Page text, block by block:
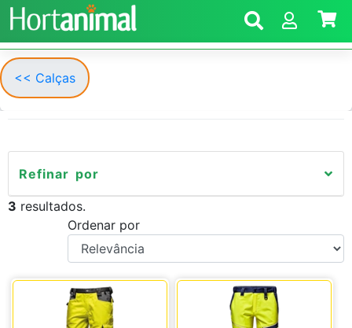
<< Calças
Refinar por
3 resultados.
Ordenar por